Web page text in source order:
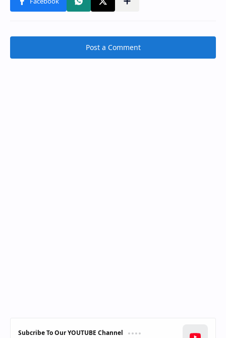
Post a Comment
Subcribe To Our YOUTUBE Channel